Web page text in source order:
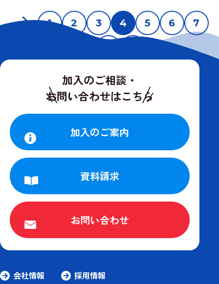
1 2 3 4 5 6 7
加入のご相談・
お問い合わせはこちら
加入のご案内
資料請求
お問い合わせ
会社情報 採用情報